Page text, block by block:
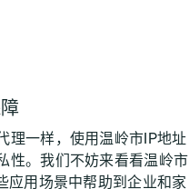
理一样，使用温岭市IP地址
性。我们不妨来看看温岭市
应用场景中帮助到企业和家